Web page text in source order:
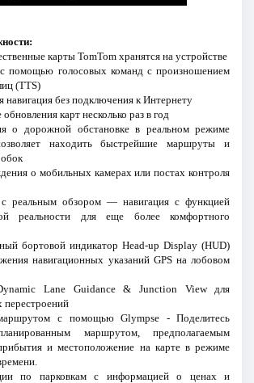
карты TomTom хранятся на устройстве
помощью голосовых команд с произношением
(TTS)
навигация без подключения к Интернету
карт несколько раз в год
о дорожной обстановке в реальном режиме
находить быстрейшие маршруты и
о мобильных камерах или постах контроля
с реальным обзором — навигация с функцией
реальности для еще более комфортного
бортовой индикатор Head-up Display (HUD)
навигационных указаний GPS на лобовом
Lane Guidance & Junction View для
перестроений
с помощью Glympse - Поделитесь
маршрутом, предполагаемым
и местоположение на карте в режиме
по парковкам с информацией о ценах и